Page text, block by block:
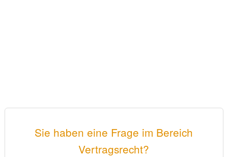
Sie haben eine Frage im Bereich
Vertragsrecht?